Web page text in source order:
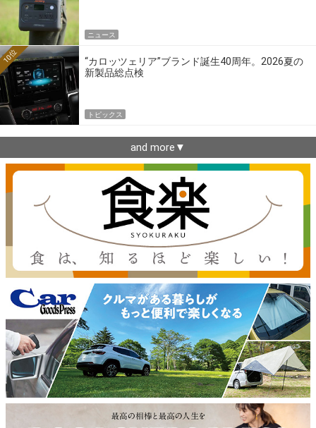
ニュース
“カロッツェリア”ブランド誕生40周年。2026夏の
新製品総点検
10位
トピックス
and more▼